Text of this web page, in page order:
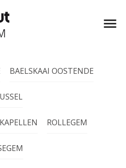
BAELSKAAI OOSTENDE
ROLLEGEM